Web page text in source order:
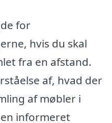
for
hvis du skal
fra en afstand.
af, hvad der
af møbler i
informeret